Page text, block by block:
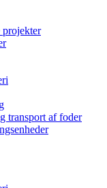
transport af foder